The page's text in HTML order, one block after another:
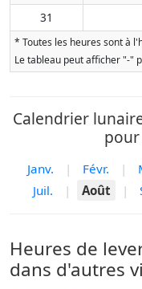
31
* Toutes les heures sont à
Le tableau peut afficher "-"
Calendrier
pour
Janv. | Févr. |
Juil.
| Août |
Heures de
dans d'autres